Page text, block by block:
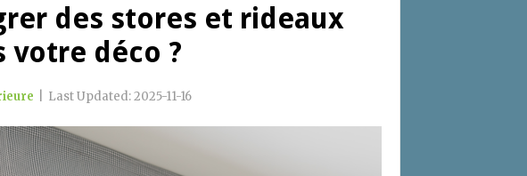
des stores et rideaux
votre déco ?
Last Updated:2025-11-16